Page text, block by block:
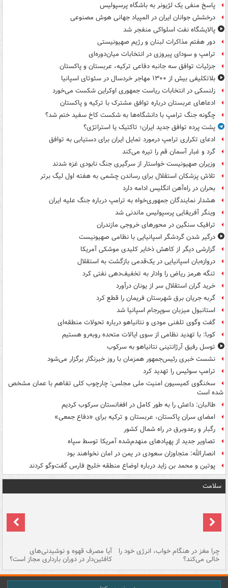
پاسخ منفی یک لژیونر به باشگاه پرسپولیس
درخشش جوانان ایران در المپیاد جهانی هوش مصنوعی
پالایشگاه نفت اسلواکی منفجر شد
دور هفتم مذاکرات لبنان و رژیم صهیونیستی
ترامپ و سودای پیروزی در انتخابات میان‌دوره‌ای
جزئیات توافق سه جانبه دفاعی ترکیه، عربستان و پاکستان
بلاتکلیفی بیش از ۱۳۰۰ مهاجر خردسال در سئوتای اسپانیا
زلنسکی در انتخابات ریاست جمهوری اوکراین شکست می‌خورد
ادعاهای عربستان درباره توافق مشترک با ترکیه و پاکستان
چگونه جنگ ترامپ با دانشگاه‌ها به شکست کاخ سفید ختم شد؟
پشت پرده توافق جدید ایران؛ تاکتیک یا استراتژی؟
ادعای تکراری ترامپ درمورد تمایل ایران برای دستیابی به توافق
گرد و غبار آسمان قم را تیره می‌کند
وزیران صهیونیست خواستار از سرگیری جنگ نابودی غزه شدند
تلاش پزشکان استقلال برای رساندن چشمی به هفته اول لیگ برتر
بحران در راه‌آهن انگلیس ادامه دارد
هشدار نمایندگان جمهوری‌خواه به ترامپ درباره جنگ علیه ایران
وینگر آفریقایی پرسپولیس ماندنی شد
ترافیک سنگین در محورهای خروجی مازندران
درگیر شدن گردشگر اسپانیایی با نظامی صهیونیست
گزارشی دیگر از کاهش ذخایر کلیدی موشکی آمریکا
دروازه‌بان اسپانیایی در یک‌قدمی بازگشت به استقلال
تنگه هرمز ریاض را وادار به تخفیف‌دهی نفتی کرد
خرید گران استقلال سر از یونان درآورد
گربه جریان برق شهرستان فریمان را قطع کرد
استانبول میزبان سوپرجام اسپانیا شد
گفت وگوی تلفنی مودی و نتانیاهو درباره تحولات منطقه‌ای
کوبا: با تهدید نظامی از سوی ایالات متحده روبه‌رو هستیم
توسل رفیق آرژانتینی نتانیاهو به سرکوب
نشست خبری رئیس‌جمهور همزمان با روز خبرنگار برگزار می‌شود
ترامپ سوئیس را تهدید کرد
سخنگوی کمیسیون امنیت ملی مجلس: چارچوب کلی تفاهم با عمان مشخص
شده است
طالبان: داعش را به طور کامل در افغانستان سرکوب کردیم
امضای سران پاکستان، عربستان و ترکیه برای «دفاع جمعی»
رگبار و رعدوبرق در راه شمال کشور
تصاویر جدید از پهپادهای منهدم‌شده آمریکا توسط سپاه
انصارالله: متجاوزان سعودی در یمن در امان نخواهند بود
پوتین و محمد بن زاید درباره اوضاع منطقه خلیج فارس گفت‌وگو کردند
سلامت
چرا مغز در هنگام خواب، انرژی خود را
خالی می‌کند؟
آیا مصرف قهوه و نوشیدنی‌های
کافئین‌دار در دوران بارداری مجاز است؟